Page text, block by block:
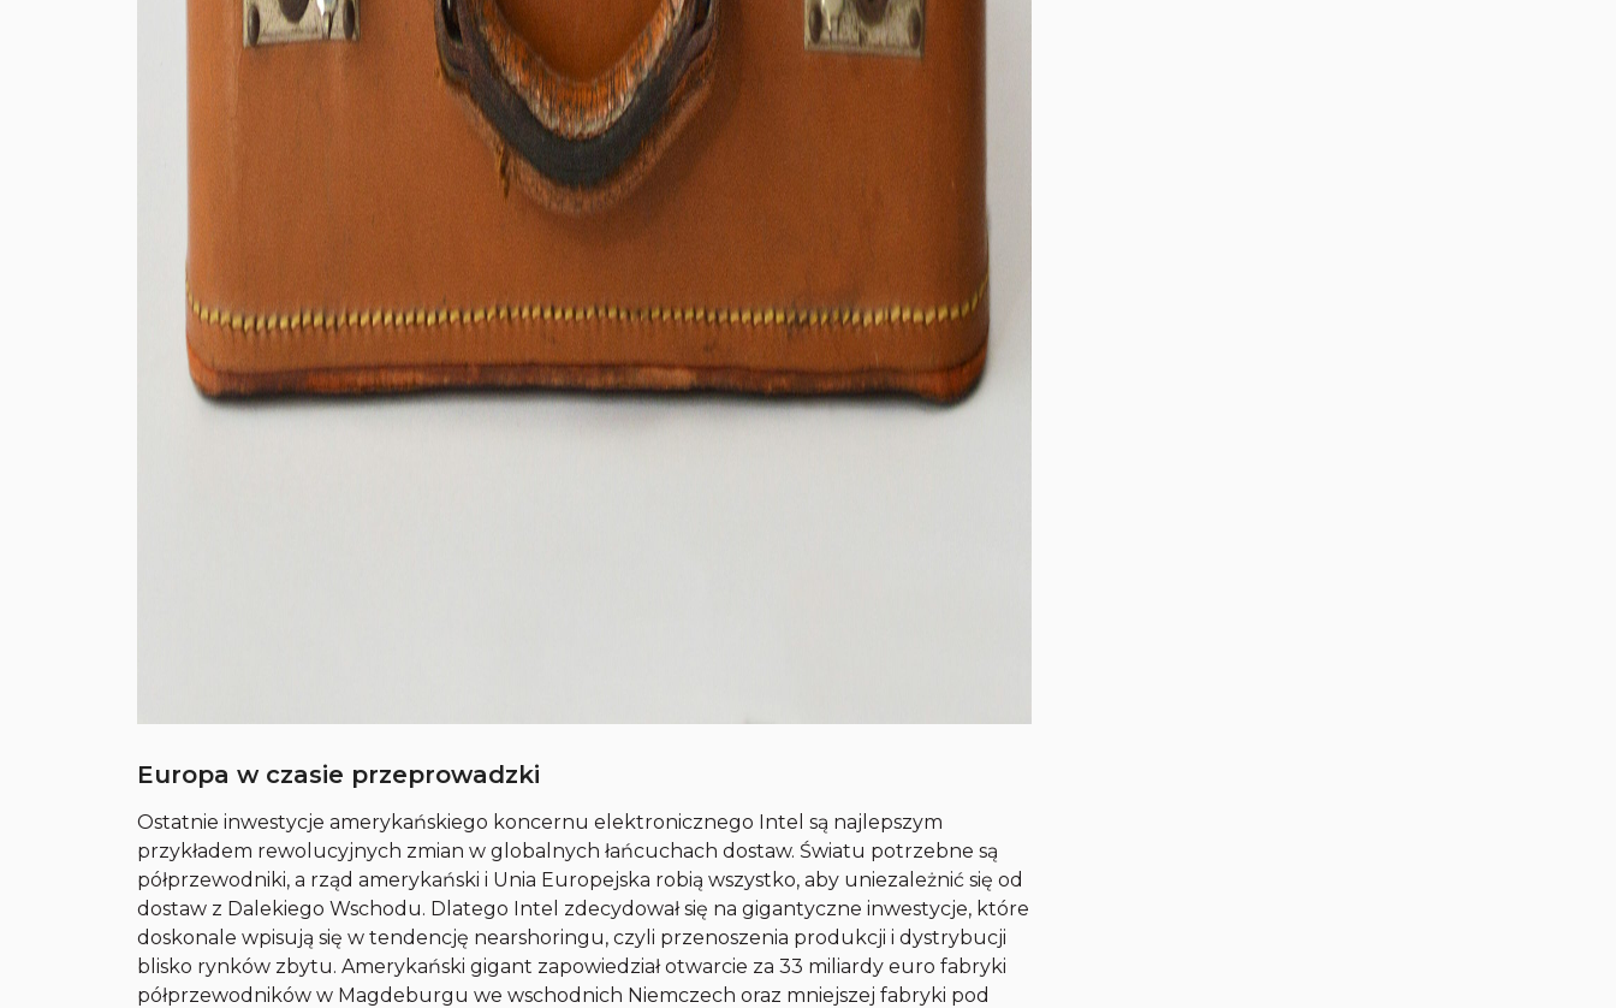
Europa w czasie przeprowadzki
Ostatnie inwestycje amerykańskiego koncernu elektronicznego Intel są najlepszym
przykładem rewolucyjnych zmian w globalnych łańcuchach dostaw. Światu potrzebne są
półprzewodniki, a rząd amerykański i Unia Europejska robią wszystko, aby uniezależnić się od
dostaw z Dalekiego Wschodu. Dlatego Intel zdecydował się na gigantyczne inwestycje, które
doskonale wpisują się w tendencję nearshoringu, czyli przenoszenia produkcji i dystrybucji
blisko rynków zbytu. Amerykański gigant zapowiedział otwarcie za 33 miliardy euro fabryki
półprzewodników w Magdeburgu we wschodnich Niemczech oraz mniejszej fabryki pod